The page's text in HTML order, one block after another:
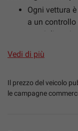
Ogni vettura
a un
specializzati,
Ogni auto è
multinazionale
Vedi di più
Il prezzo del veicolo
le campagne
Cookie per